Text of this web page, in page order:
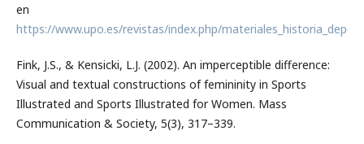
en
https://www.upo.es/revistas/index.php/
Fink, J.S., & Kensicki, L.J. (2002). An imperceptible difference:
Visual and textual constructions of femininity in Sports
Illustrated and Sports Illustrated for Women. Mass
Communication & Society, 5(3), 317–339.